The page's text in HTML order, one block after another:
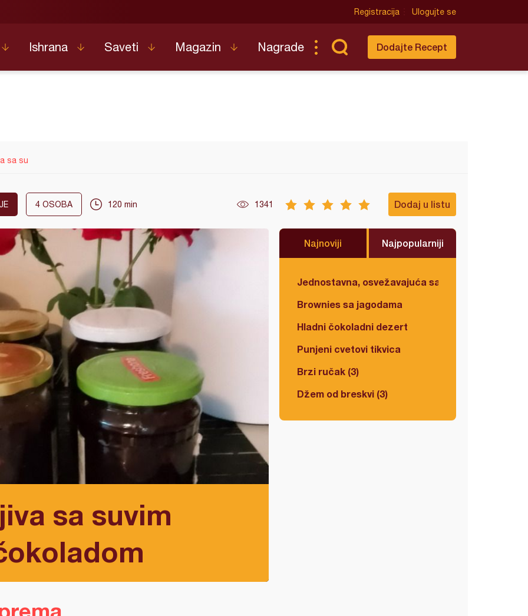
Registracija Ulogujte se
Ishrana Saveti Magazin Nagrade Dodajte Recept
sa su
4 OSOBA 120 min 1341 Dodaj u listu
sa suvim
Najnoviji Najpopularniji
Jednostavna, osvežavajuća salata
Brownies sa jagodama
Hladni čokoladni dezert
Punjeni cvetovi tikvica
Brzi ručak (3)
Džem od breskvi (3)